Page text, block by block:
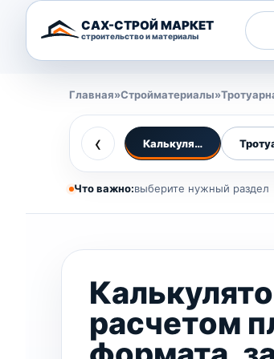
САХ-СТРОЙ МАРКЕТ
строительство и материалы
Главная»Стройматериалы»
‹ Калькулятор плитки
Что важно:выберите нужный раздел
расчетом